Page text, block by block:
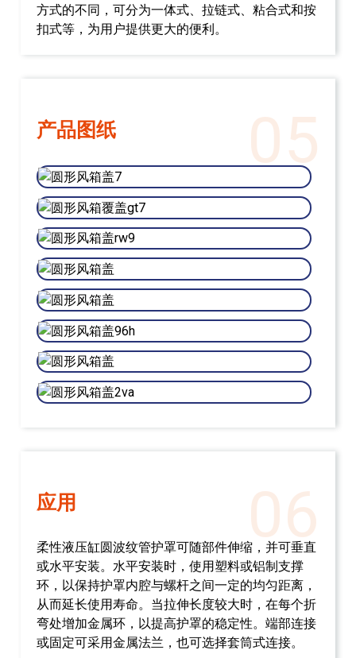
方式的不同，可分为一体式、拉链式、粘合式和按
扣式等，为用户提供更大的便利。
05
产品图纸
06
应用
柔性液压缸圆波纹管护罩可随部件伸缩，并可垂直
或水平安装。水平安装时，使用塑料或铝制支撑
环，以保持护罩内腔与螺杆之间一定的均匀距离，
从而延长使用寿命。当拉伸长度较大时，在每个折
弯处增加金属环，以提高护罩的稳定性。端部连接
或固定可采用金属法兰，也可选择套筒式连接。